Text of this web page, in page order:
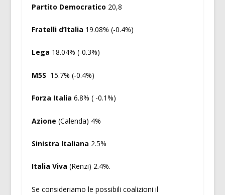
Partito Democratico 20,8
Fratelli d’Italia 19.08% (-0.4%)
Lega 18.04% (-0.3%)
M5S 15.7% (-0.4%)
Forza Italia 6.8% ( -0.1%)
Azione (Calenda) 4%
Sinistra Italiana 2.5%
Italia Viva (Renzi) 2.4%.
Se consideriamo le possibili coalizioni il